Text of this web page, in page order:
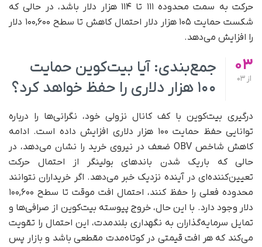
حرکت به سمت محدوده ۱۱۱ تا ۱۱۴ هزار دلار باشد، در حالی که
شکست حمایت ۱۰۵ هزار دلار احتمال کاهش تا سطح ۱۰۰,۶۰۰ دلار
را افزایش می‌دهد.
03
از 03
جمع‌بندی: آیا بیت‌کوین حمایت
۱۰۰ هزار دلاری را حفظ خواهد کرد؟
درگیری بیت‌کوین با کف کانال نزولی خود، نگرانی‌ها را درباره
توانایی حفظ حمایت ۱۰۰ هزار دلاری افزایش داده است. ادامه
کاهش شاخص OBV ضعف در نیروی خرید را نشان می‌دهد، در
حالی که باریک شدن باندهای بولینگر از احتمال حرکت
تعیین‌کننده‌ای در آینده نزدیک خبر می‌دهد. اگر خریداران نتوانند
محدوده فعلی را حفظ کنند، احتمال افت موقت تا سطح ۱۰۰,۶۰۰
دلار وجود دارد. با این حال، خروج پیوسته بیت‌کوین از صرافی‌ها و
تمایل سرمایه‌گذاران به نگهداری بلندمدت، این احتمال را تقویت
می‌کند که هر افت قیمتی در کوتاه‌مدت مقطعی باشد و بازار پس